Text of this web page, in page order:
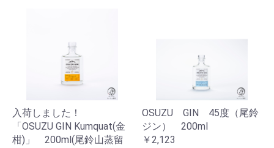
入荷しました！
「OSUZU GIN Kumquat(金
柑)」 200ml(尾鈴山蒸留
OSUZU GIN 45度（尾鈴
ジン） 200ml
￥2,123